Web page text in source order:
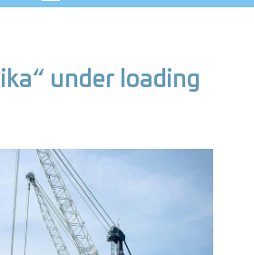
under loading